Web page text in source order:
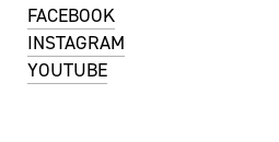
FACEBOOK
INSTAGRAM
YOUTUBE